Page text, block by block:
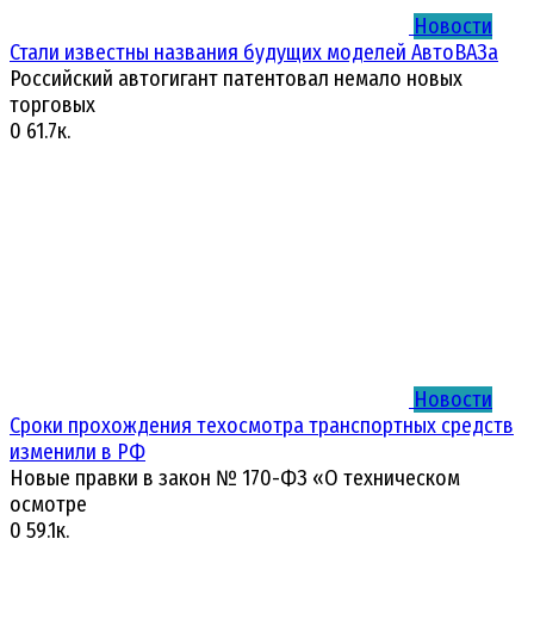
Новости
Стали известны названия будущих моделей АвтоВАЗа
Российский автогигант патентовал немало новых
торговых
0 61.7к.
Новости
Сроки прохождения техосмотра транспортных средств
изменили в РФ
Новые правки в закон № 170-ФЗ «О техническом
осмотре
0 59.1к.